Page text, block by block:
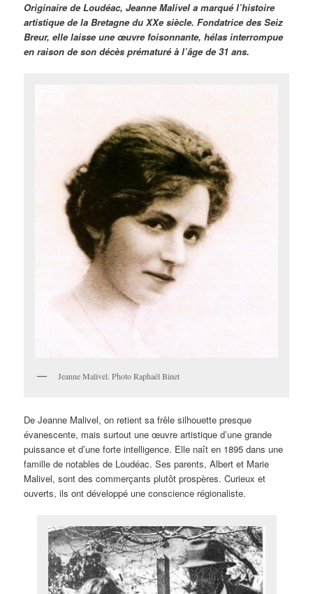
Originaire de Loudéac, Jeanne Malivel a marqué l’histoire
artistique de la Bretagne du XXe siècle. Fondatrice des Seiz
Breur, elle laisse une œuvre foisonnante, hélas interrompue
en raison de son décès prématuré à l’âge de 31 ans.
Jeanne Malivel. Photo Raphaël Binet
De Jeanne Malivel, on retient sa frêle silhouette presque
évanescente, mais surtout une œuvre artistique d’une grande
puissance et d’une forte intelligence. Elle naît en 1895 dans une
famille de notables de Loudéac. Ses parents, Albert et Marie
Malivel, sont des commerçants plutôt prospères. Curieux et
ouverts, ils ont développé une conscience régionaliste.